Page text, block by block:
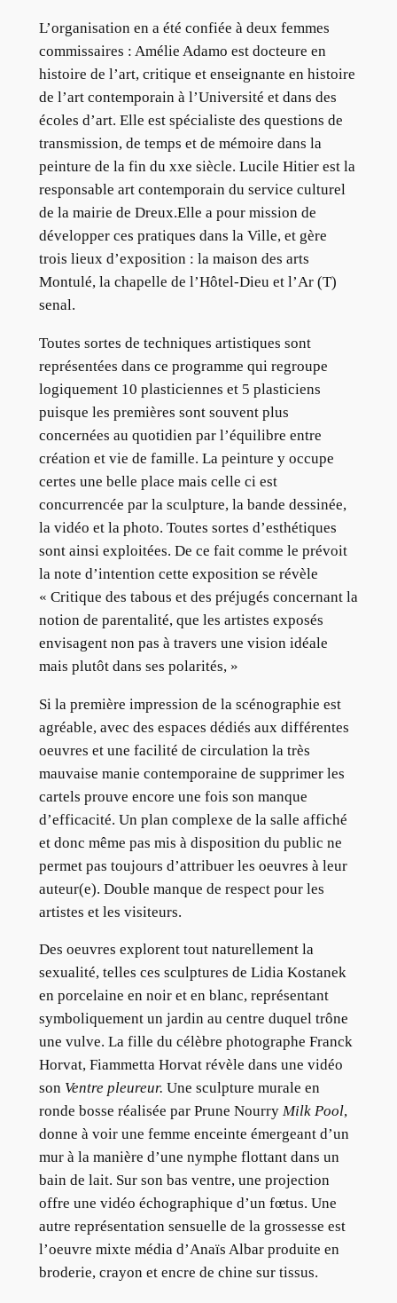
L’organisation en a été confiée à deux femmes
commissaires : Amélie Adamo est docteure en
histoire de l’art, critique et enseignante en histoire
de l’art contemporain à l’Université et dans des
écoles d’art. Elle est spécialiste des questions de
transmission, de temps et de mémoire dans la
peinture de la fin du xxe siècle. Lucile Hitier est la
responsable art contemporain du service culturel
de la mairie de Dreux.Elle a pour mission de
développer ces pratiques dans la Ville, et gère
trois lieux d’exposition : la maison des arts
Montulé, la chapelle de l’Hôtel-Dieu et l’Ar (T)
senal.
Toutes sortes de techniques artistiques sont
représentées dans ce programme qui regroupe
logiquement 10 plasticiennes et 5 plasticiens
puisque les premières sont souvent plus
concernées au quotidien par l’équilibre entre
création et vie de famille. La peinture y occupe
certes une belle place mais celle ci est
concurrencée par la sculpture, la bande dessinée,
la vidéo et la photo. Toutes sortes d’esthétiques
sont ainsi exploitées. De ce fait comme le prévoit
la note d’intention cette exposition se révèle
« Critique des tabous et des préjugés concernant la
notion de parentalité, que les artistes exposés
envisagent non pas à travers une vision idéale
mais plutôt dans ses polarités, »
Si la première impression de la scénographie est
agréable, avec des espaces dédiés aux différentes
oeuvres et une facilité de circulation la très
mauvaise manie contemporaine de supprimer les
cartels prouve encore une fois son manque
d’efficacité. Un plan complexe de la salle affiché
et donc même pas mis à disposition du public ne
permet pas toujours d’attribuer les oeuvres à leur
auteur(e). Double manque de respect pour les
artistes et les visiteurs.
Des oeuvres explorent tout naturellement la
sexualité, telles ces sculptures de Lidia Kostanek
en porcelaine en noir et en blanc, représentant
symboliquement un jardin au centre duquel trône
une vulve. La fille du célèbre photographe Franck
Horvat, Fiammetta Horvat révèle dans une vidéo
son Ventre pleureur. Une sculpture murale en
ronde bosse réalisée par Prune NourryMilk Pool,
donne à voir une femme enceinte émergeant d’un
mur à la manière d’une nymphe flottant dans un
bain de lait. Sur son bas ventre, une projection
offre une vidéo échographique d’un fœtus. Une
autre représentation sensuelle de la grossesse est
l’oeuvre mixte média d’Anaïs Albar produite en
broderie, crayon et encre de chine sur tissus.